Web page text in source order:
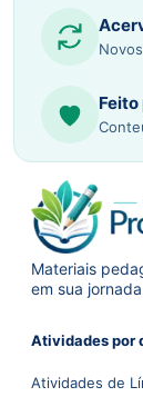
Materiais
em sua
Atividades por
Atividades de